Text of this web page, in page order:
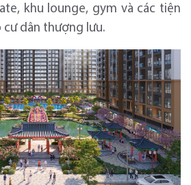
khu lounge, gym và các tiện
cư dân thượng lưu.